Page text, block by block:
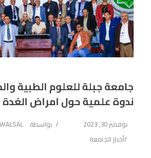
جامعة جبلة للعلوم الطبية
ندوة علمية حول امراض الغدة
نوفمبر 30, 2023 بواسطة WALSAL
أخبار الجامعة